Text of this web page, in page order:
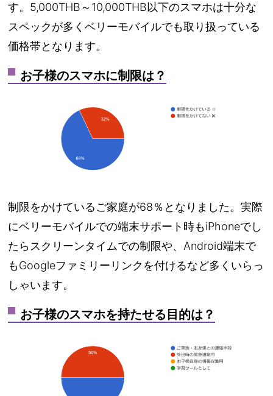
す。5,000THB～10,000THB以下のスマホは十分な
スペックが多くベリーモバイルでも取り扱っている
価格帯となります。
お子様のスマホに制限は？
制限をかけているご家庭が68％となりました。実際
にベリーモバイルでの端末サポート時もiPhoneでし
たらスクリーンタイムでの制限や、Android端末で
もGoogleファミリーリンクを付けるなど多くいらっ
しゃいます。
お子様のスマホを持たせる目的は？